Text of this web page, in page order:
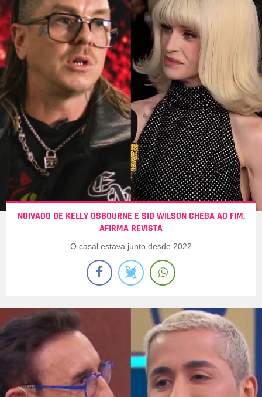
NOIVADO DE KELLY OSBOURNE E SID WILSON CHEGA AO FIM,
AFIRMA REVISTA
O casal estava junto desde 2022